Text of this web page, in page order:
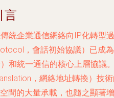
言
統企業通信網絡向IP化轉型
，會話初始協議）已成
和統一通信的核心上層協議
，網絡地址轉換）技
間的大量承載，也隨之顯著